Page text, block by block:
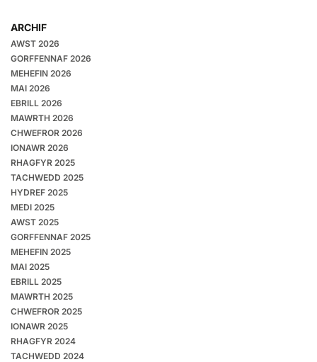
ARCHIF
AWST 2026
GORFFENNAF 2026
MEHEFIN 2026
MAI 2026
EBRILL 2026
MAWRTH 2026
CHWEFROR 2026
IONAWR 2026
RHAGFYR 2025
TACHWEDD 2025
HYDREF 2025
MEDI 2025
AWST 2025
GORFFENNAF 2025
MEHEFIN 2025
MAI 2025
EBRILL 2025
MAWRTH 2025
CHWEFROR 2025
IONAWR 2025
RHAGFYR 2024
TACHWEDD 2024